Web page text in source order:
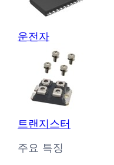
운전자
트랜지스터
주요 특징